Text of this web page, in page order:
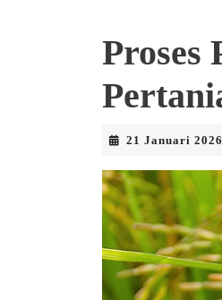
Proses
21 Januari 2026